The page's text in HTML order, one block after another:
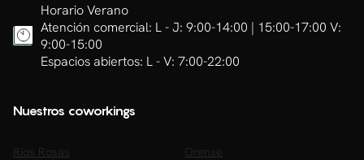
Horario Verano
Atención comercial: L - J: 9:00-14:00 | 15:00-17:00 V:
9:00-15:00
Espacios abiertos: L - V: 7:00-22:00
Nuestros coworkings
Ríos Rosas
Orense